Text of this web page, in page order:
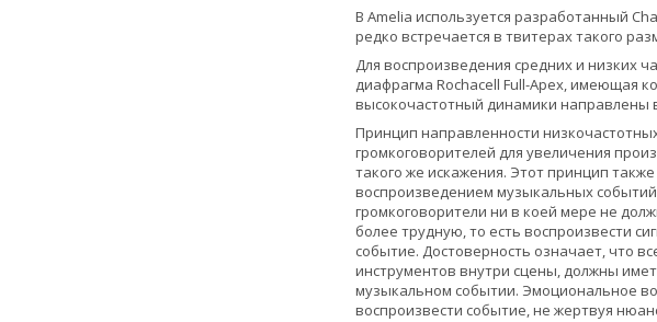
В Amelia используется разработанный
редко встречается в твитерах такого
Для воспроизведения средних и низких
диафрагма Rochacell Full-Apex, имеющая
высокочастотный динамики
Принцип направленности
громкоговорителей для увеличения
такого же искажения. Этот принцип
воспроизведением музыкальных
громкоговорители ни в коей мере не
более трудную, то есть воспроизвести
событие. Достоверность означает, что
инструментов внутри сцены, должны
музыкальном событии. Эмоциональное
воспроизвести событие, не жертвуя